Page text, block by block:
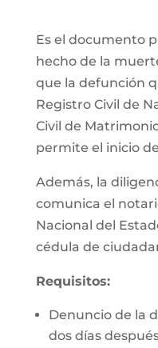
Es el documento
hecho de la
que la defunción
Registro Civil de
Civil de
permite el inicio
Además, la
comunica el
Nacional del
cédula de
Requisitos:
Denuncio de la
dos días